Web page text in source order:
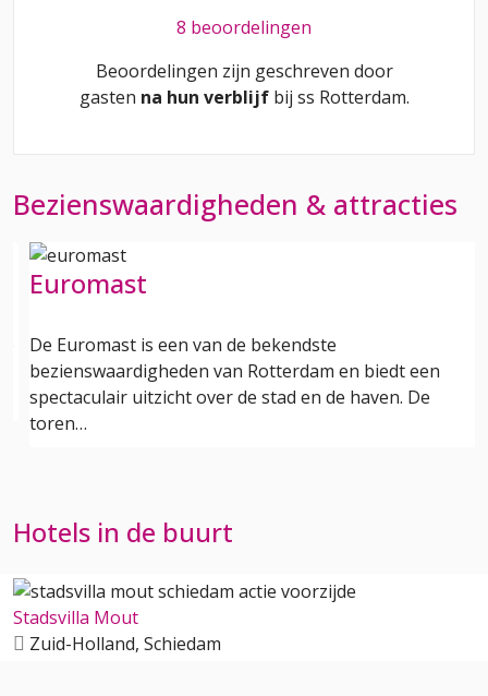
8 beoordelingen
Beoordelingen zijn geschreven door
gasten na hun verblijf bij ss Rotterdam.
Bezienswaardigheden & attracties
Euromast
De Euromast is een van de bekendste
bezienswaardigheden van Rotterdam en biedt een
spectaculair uitzicht over de stad en de haven. De
toren…
Hotels in de buurt
Stadsvilla Mout
Zuid-Holland, Schiedam